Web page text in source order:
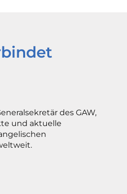
des GAW,
und aktuelle